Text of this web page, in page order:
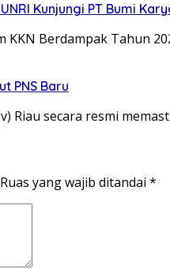
Kunjungi PT Bumi
Berdampak Tahun
PNS Baru
Riau secara resmi
Ruas yang wajib ditandai *